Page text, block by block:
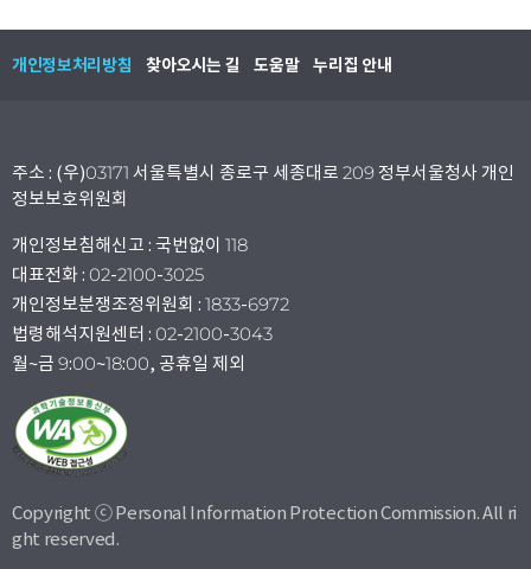
개인정보처리방침 찾아오시는 길 도움말 누리집 안내
주소 : (우)03171 서울특별시 종로구 세종대로 209 정부서울청사 개인
정보보호위원회
개인정보침해신고 : 국번없이 118
대표전화 : 02-2100-3025
개인정보분쟁조정위원회 : 1833-6972
법령해석지원센터 : 02-2100-3043
월~금 9:00~18:00, 공휴일 제외
Copyright ⓒ Personal Information Protection Commission. All ri
ght reserved.